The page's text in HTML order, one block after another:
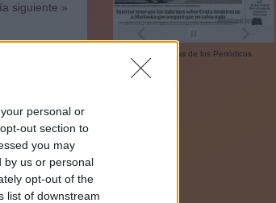
personal or
out section to
you may
by us or personal
opt-out of the
list of downstream
siguiente »
Portadas de los Periódicos